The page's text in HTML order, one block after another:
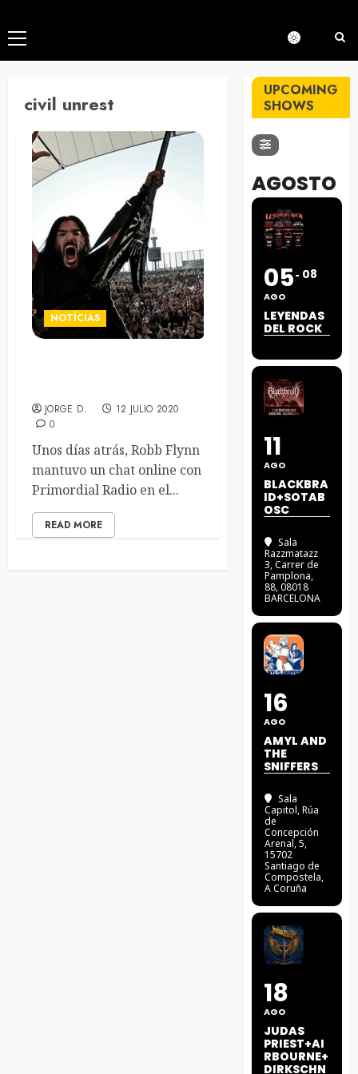
Menú
principal
civil unrest
NOTÍCIAS
JORGE D.
12 JULIO 2020
0
Unos días atrás, Robb Flynn
mantuvo un chat online con
Primordial Radio en el...
READ MORE
UPCOMING
SHOWS
AGOSTO
05
AGO
08
LEYENDAS
DEL ROCK
11
AGO
BLACKBRA
ID+SOTAB
OSC
Sala
Razzmatazz
3, Carrer de
Pamplona,
88, 08018
BARCELONA
16
AGO
AMYL AND
THE
SNIFFERS
Sala
Capitol, Rúa
de
Concepción
Arenal, 5,
15702
Santiago de
Compostela,
A Coruña
18
AGO
JUDAS
PRIEST+AI
RBOURNE+
DIRKSCHN